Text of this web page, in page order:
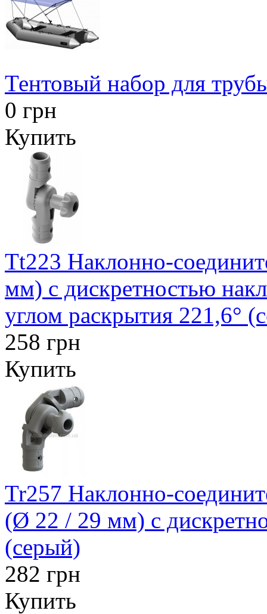
Тентовый набор для
0 грн
Купить
Tt223 Наклонно-
мм) с дискретностью
углом раскрытия 221,6°
258 грн
Купить
Tr257 Наклонно-
(Ø 22 / 29 мм) с
(серый)
282 грн
Купить